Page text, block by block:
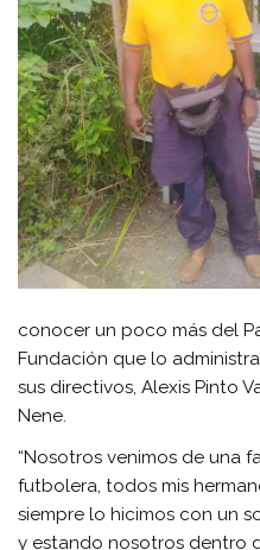
conocer un poco más del
Fundación que lo
sus directivos, Alexis Pinto
Nene.
“Nosotros venimos de una
futbolera, todos mis
siempre lo hicimos con un
y estando nosotros dentro